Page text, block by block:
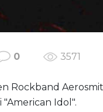
0 3571
Rockband
Idol".